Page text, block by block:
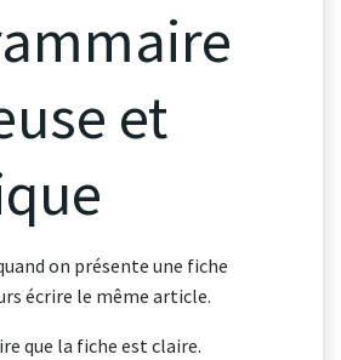
et
on présente une fiche
écrire le même article.
que la fiche est claire.